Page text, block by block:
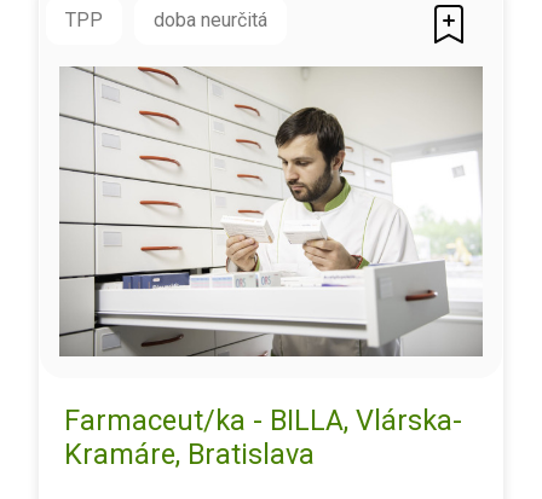
TPP doba neurčitá
Farmaceut/ka - BILLA, Vlárska-
Kramáre, Bratislava